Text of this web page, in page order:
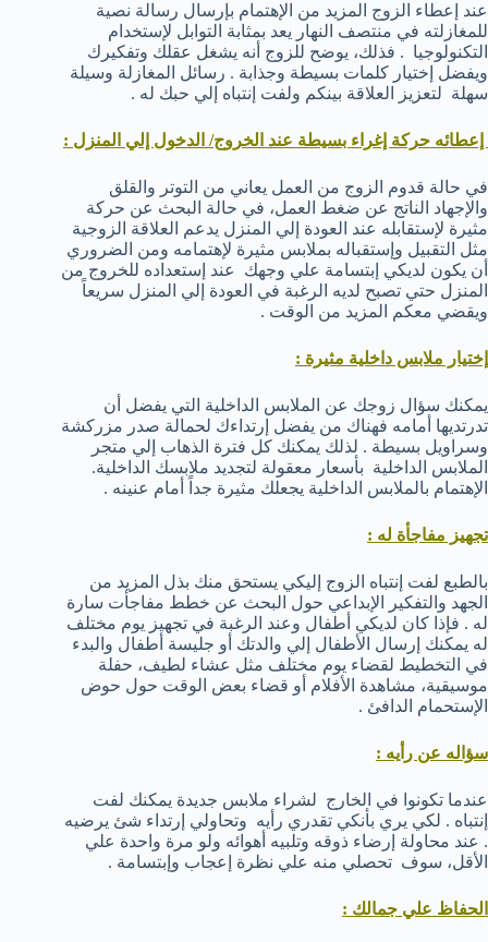
عند إعطاء الزوج المزيد من الإهتمام بإرسال رسالة نصية
للمغازلته في منتصف النهار يعد بمثابة التوابل لإستخدام
التكنولوجيا . فذلك، يوضح للزوج أنه يشغل عقلك وتفكيرك
ويفضل إختيار كلمات بسيطة وجذابة . رسائل المغازلة وسيلة
سهلة لتعزيز العلاقة بينكم ولفت إنتباه إلي حبك له .
إعطائه حركة إغراء بسيطة عند الخروج/ الدخول إلي المنزل :
في حالة قدوم الزوج من العمل يعاني من التوتر والقلق
والإجهاد الناتج عن ضغط العمل، في حالة البحث عن حركة
مثيرة لإستقابله عند العودة إلي المنزل يدعم العلاقة الزوجية
مثل التقبيل وإستقباله بملابس مثيرة لإهتمامه ومن الضروري
أن يكون لديكي إبتسامة علي وجهك عند إستعداده للخروج من
المنزل حتي تصبح لديه الرغبة في العودة إلي المنزل سريعاً
ويقضي معكم المزيد من الوقت .
إختيار ملابس داخلية مثيرة :
يمكنك سؤال زوجك عن الملابس الداخلية التي يفضل أن
تدرتديها أمامه فهناك من يفضل إرتداءك لحمالة صدر مزركشة
وسراويل بسيطة . لذلك يمكنك كل فترة الذهاب إلي متجر
الملابس الداخلية بأسعار معقولة لتجديد ملابسك الداخلية.
الإهتمام بالملابس الداخلية يجعلك مثيرة جداً أمام عنينه .
تجهيز مفاجأة له :
بالطبع لفت إنتباه الزوج إليكي يستحق منك بذل المزيد من
الجهد والتفكير الإبداعي حول البحث عن خطط مفاجأت سارة
له . فإذا كان لديكي أطفال وعند الرغبة في تجهيز يوم مختلف
له يمكنك إرسال الأطفال إلي والدتك أو جليسة أطفال والبدء
في التخطيط لقضاء يوم مختلف مثل عشاء لطيف، حفلة
موسيقية، مشاهدة الأفلام أو قضاء بعض الوقت حول حوض
الإستحمام الدافئ .
سؤاله عن رأيه :
عندما تكونوا في الخارج لشراء ملابس جديدة يمكنك لفت
إنتباه . لكي يري بأنكي تقدري رأيه وتحاولي إرتداء شئ يرضيه
. عند محاولة إرضاء ذوقه وتلبيه أهوائه ولو مرة واحدة علي
الأقل، سوف تحصلي منه علي نظرة إعجاب وإبتسامة .
الحفاظ علي جمالك :